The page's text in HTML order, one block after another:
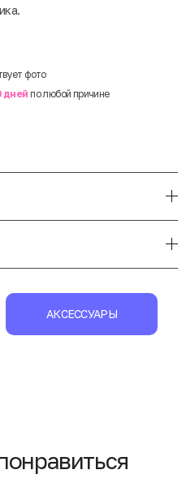
фото
дней по любой причине
АКСЕССУАРЫ